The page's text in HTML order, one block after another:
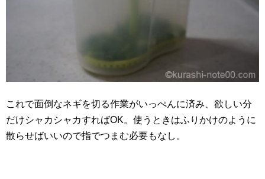
これで面倒なネギを切る作業がいっぺんに済み、欲しい分
だけシャカシャカすればOK。使うときはふりかけのように
散らせばいいので指でつまむ必要もなし。